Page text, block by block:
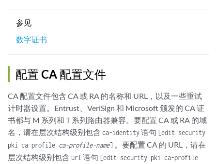
参见
数字证书
配置 CA 配置文件
CA 配置文件包含 CA 或 RA 的名称和 URL，以及一些重试
计时器设置。Entrust、VeriSign 和 Microsoft 颁发的 CA 证
书都与 M 系列和 T 系列路由器兼容。要配置 CA 或 RA 的域
名，请在层次结构级别包含 ca-identity语句 [edit security
pki ca-profile ca-profile-name]
。要配置 CA 的 URL，请在
层次结构级别包含 url 语句 [edit security pki ca-profile